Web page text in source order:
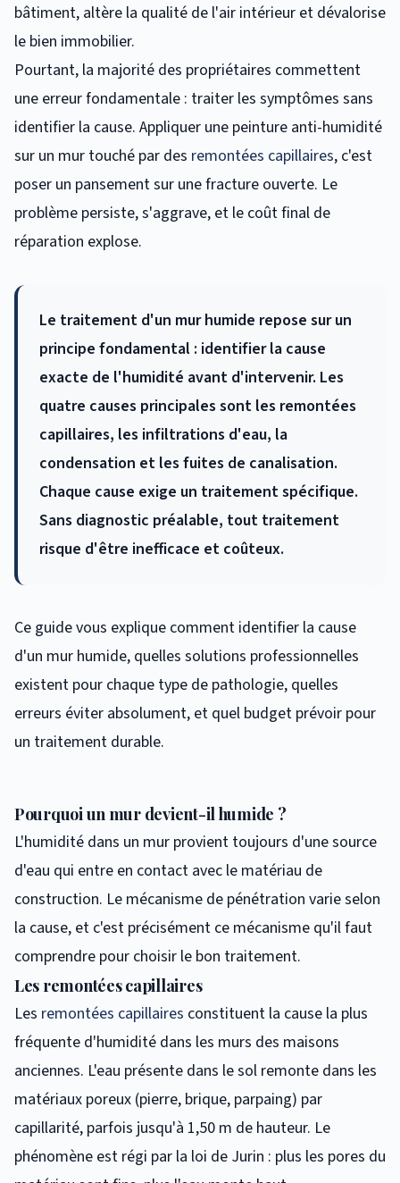
bâtiment, altère la qualité de l'air intérieur et dévalorise
le bien immobilier.
Pourtant, la majorité des propriétaires commettent
une erreur fondamentale : traiter les symptômes sans
identifier la cause. Appliquer une peinture anti-humidité
sur un mur touché par des remontées capillaires, c'est
poser un pansement sur une fracture ouverte. Le
problème persiste, s'aggrave, et le coût final de
réparation explose.
Le traitement d'un mur humide repose sur un
principe fondamental : identifier la cause
exacte de l'humidité avant d'intervenir. Les
quatre causes principales sont les remontées
capillaires, les infiltrations d'eau, la
condensation et les fuites de canalisation.
Chaque cause exige un traitement spécifique.
Sans diagnostic préalable, tout traitement
risque d'être inefficace et coûteux.
Ce guide vous explique comment identifier la cause
d'un mur humide, quelles solutions professionnelles
existent pour chaque type de pathologie, quelles
erreurs éviter absolument, et quel budget prévoir pour
un traitement durable.
Pourquoi un mur devient-il humide ?
L'humidité dans un mur provient toujours d'une source
d'eau qui entre en contact avec le matériau de
construction. Le mécanisme de pénétration varie selon
la cause, et c'est précisément ce mécanisme qu'il faut
comprendre pour choisir le bon traitement.
Les remontées capillaires
Les remontées capillaires constituent la cause la plus
fréquente d'humidité dans les murs des maisons
anciennes. L'eau présente dans le sol remonte dans les
matériaux poreux (pierre, brique, parpaing) par
capillarité, parfois jusqu'à 1,50 m de hauteur. Le
phénomène est régi par la loi de Jurin : plus les pores du